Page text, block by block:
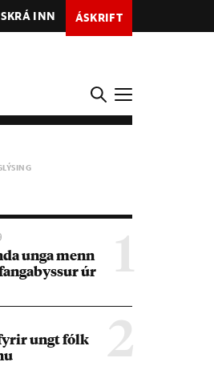
SKRÁ INN ÁSKRIFT
1
unga menn
úr
2
ungt fólk